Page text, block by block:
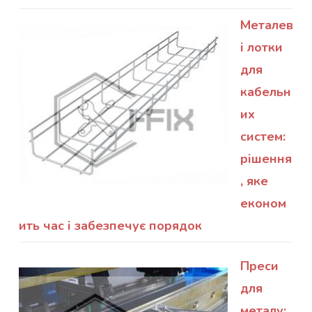
Металев
і лотки
для
кабельн
их
систем:
рішення
, яке
економ
ить час і забезпечує порядок
Преси
для